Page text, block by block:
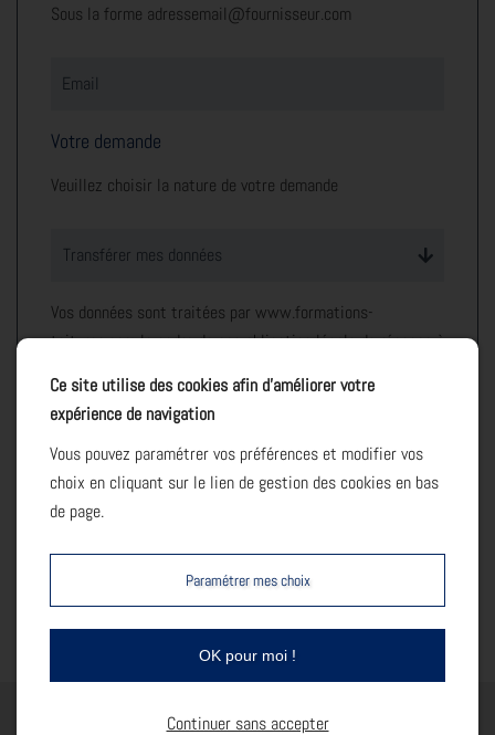
Sous la forme adressemail@fournisseur.com
Email
Votre demande
Veuillez choisir la nature de votre demande
Transférer mes données
Vos données sont traitées par www.formations-
toitures.com le cadre de son obligation légale de réponse à
sont www.formations-toitures.com et son sous-traitant
en charge de la gestion du serveur web (Ovh). Pour plus
d'informations sur le traitement de vos données et
l'exercice de vos droits, reportez-vous à notrepolitique de
confidentialité
Envoyer
Ce site utilise des cookies afin d’améliorer votre
expérience de navigation
Vous pouvez paramétrer vos préférences et modifier vos
choix en cliquant sur le lien de gestion des cookies en bas
de page.
Paramétrer mes choix
OK pour moi !
Continuer sans accepter